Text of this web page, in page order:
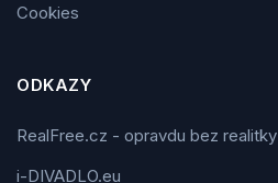
Cookies
ODKAZY
RealFree.cz - opravdu bez realitky
i-DIVADLO.eu